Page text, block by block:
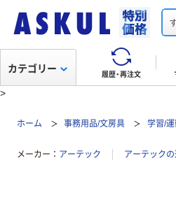
履歴・再注文
カテゴリー
>
ホーム 事務用品/文房具 学習/運
メーカー アーテック アーテック